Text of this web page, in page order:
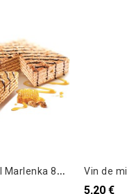
G
âteau au Miel Marlenka 800g
5,20 €